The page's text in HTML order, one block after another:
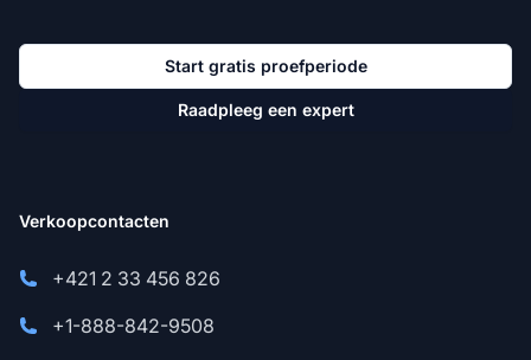
Start gratis proefperiode
Raadpleeg een expert
Verkoopcontacten
+421 2 33 456 826
+1-888-842-9508